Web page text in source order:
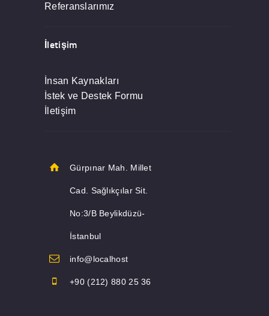
Referanslarımız
İletişim
İnsan Kaynakları
İstek ve Destek Formu
İletişim
Gürpınar Mah. Millet
Cad. Sağlıkçılar Sit.
No:3/B Beylikdüzü-
İstanbul
info@localhost
+90 (212) 880 25 36